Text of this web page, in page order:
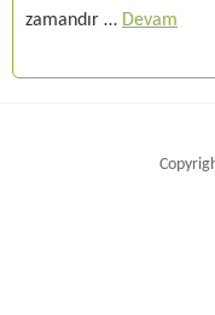
zamandır … Devam